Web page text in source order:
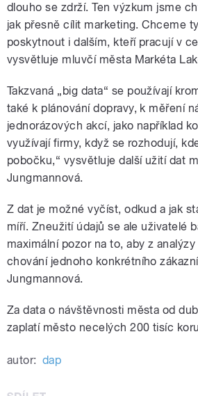
dlouho se zdrží. Ten výzkum jsme
jak přesně cílit marketing. Chceme
poskytnout i dalším, kteří pracují v
vysvětluje mluvčí města Markéta
Takzvaná „big data“ se používají
také k plánování dopravy, k měření
jednorázových akcí, jako například
využívají firmy, když se rozhodují,
pobočku,“ vysvětluje další užití dat
Jungmannová.
Z dat je možné vyčíst, odkud a jak
míří. Zneužití údajů se ale uživatelé
maximální pozor na to, aby z
chování jednoho konkrétního
Jungmannová.
Za data o návštěvnosti města od
zaplatí město necelých 200 tisíc
autor: dap